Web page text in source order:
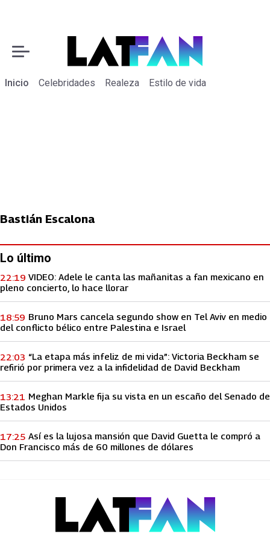
Inicio Celebridades Realeza Estilo de vida
Bastián Escalona
Lo último
VIDEO: Adele le canta las mañanitas a fan mexicano en
pleno concierto, lo hace llorar
22:19
Bruno Mars cancela segundo show en Tel Aviv en medio
del conflicto bélico entre Palestina e Israel
18:59
“La etapa más infeliz de mi vida”: Victoria Beckham se
refirió por primera vez a la infidelidad de David Beckham
22:03
Meghan Markle fija su vista en un escaño del Senado de
Estados Unidos
13:21
Así es la lujosa mansión que David Guetta le compró a
Don Francisco más de 60 millones de dólares
17:25